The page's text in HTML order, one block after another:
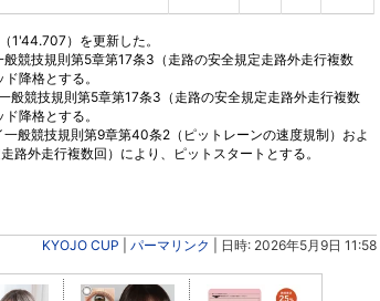
1'44.707）を更新した。
競技規則第5章第17条3（走路の安全規定走路外走行複数
降格とする。
般競技規則第5章第17条3（走路の安全規定走路外走行複数
降格とする。
般競技規則第9章第40条2（ピットレーンの速度規制）およ
路外走行複数回）により、ピットスタートとする。
KYOJO CUP パーマリンク | 日時: 2026年5月9日 11:58